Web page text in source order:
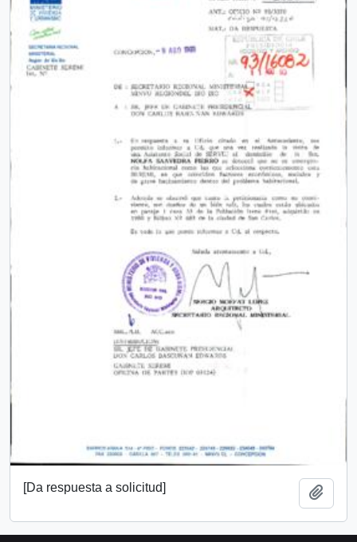
[Da respuesta a solicitud]